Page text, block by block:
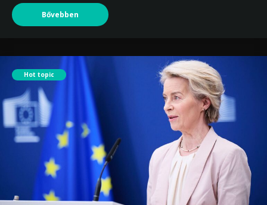
Bővebben
Hot topic